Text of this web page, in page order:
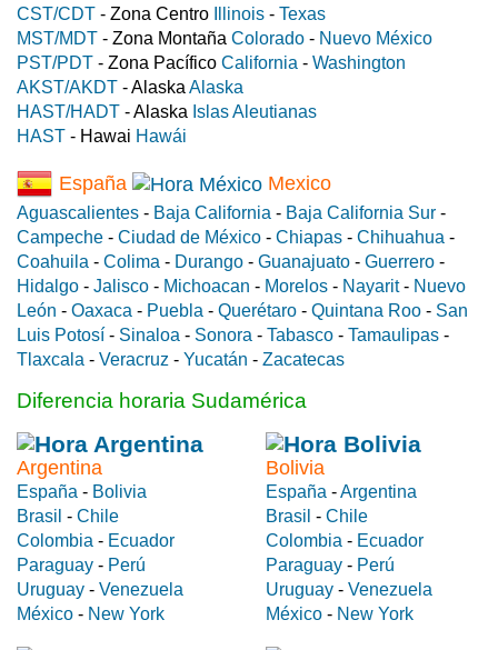
CST/CDT - Zona Centro Illinois - Texas
MST/MDT - Zona Montaña Colorado - Nuevo México
PST/PDT - Zona Pacífico California - Washington
AKST/AKDT - Alaska Alaska
HAST/HADT - Alaska Islas Aleutianas
HAST - Hawai Hawái
España Mexico
Aguascalientes - Baja California - Baja California Sur -
Campeche - Ciudad de México - Chiapas - Chihuahua -
Coahuila - Colima - Durango - Guanajuato - Guerrero -
Hidalgo - Jalisco - Michoacan - Morelos - Nayarit- Nuevo
León - Oaxaca - Puebla - Querétaro - Quintana Roo - San
Luis Potosí - Sinaloa - Sonora - Tabasco - Tamaulipas -
Tlaxcala - Veracruz - Yucatán - Zacatecas
Diferencia horaria Sudamérica
Argentina
España - Bolivia
Brasil - Chile
Colombia - Ecuador
Paraguay - Perú
Uruguay - Venezuela
México - New York
Bolivia
España -Argentina
Brasil - Chile
Colombia - Ecuador
Paraguay - Perú
Uruguay - Venezuela
México - New York